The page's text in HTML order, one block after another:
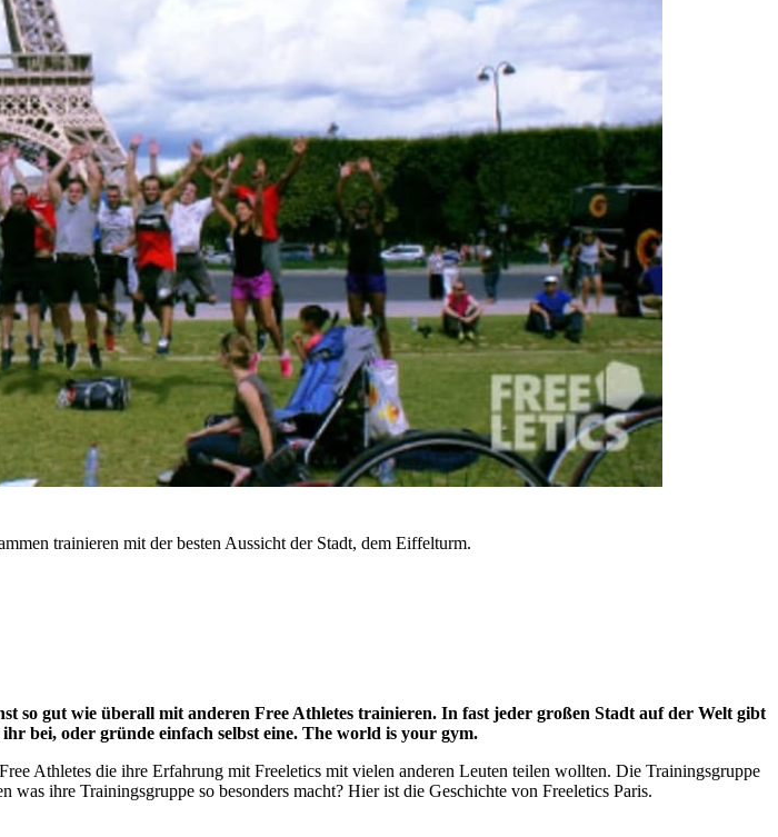
trainieren mit der besten Aussicht der Stadt, dem Eiffelturm.
so gut wie überall mit anderen Free Athletes trainieren. In fast jeder großen Stadt auf der Welt gibt
bei, oder gründe einfach selbst eine. The world is your gym.
Athletes die ihre Erfahrung mit Freeletics mit vielen anderen Leuten teilen wollten. Die Trainingsgruppe
ihre Trainingsgruppe so besonders macht? Hier ist die Geschichte von Freeletics Paris.